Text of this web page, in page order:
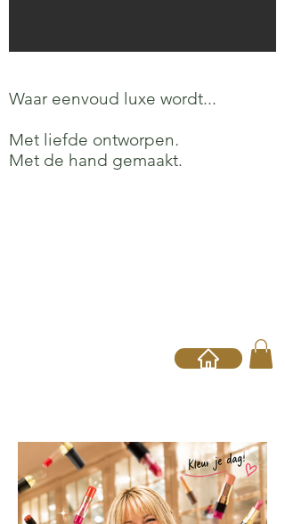
Waar eenvoud luxe wordt...
Met liefde ontworpen.
Met de hand gemaakt.